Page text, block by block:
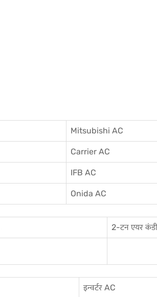
Mitsubishi AC
Carrier AC
IFB AC
Onida AC
2-टन एयर
इन्वर्टर AC